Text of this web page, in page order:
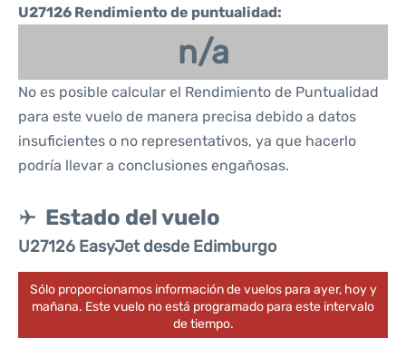
U27126 Rendimiento de puntualidad:
n/a
No es posible calcular el Rendimiento de Puntualidad
para este vuelo de manera precisa debido a datos
insuficientes o no representativos, ya que hacerlo
podría llevar a conclusiones engañosas.
Estado del vuelo
U27126 EasyJet desde Edimburgo
Sólo proporcionamos información de vuelos para ayer, hoy y
mañana. Este vuelo no está programado para este intervalo
de tiempo.